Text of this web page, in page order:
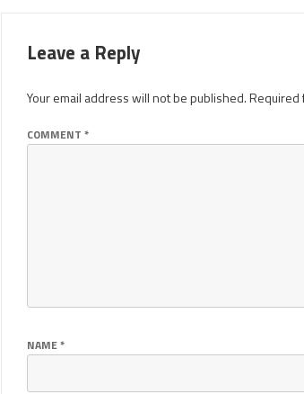
Leave a Reply
Your email address will not be published.Required
COMMENT *
NAME*